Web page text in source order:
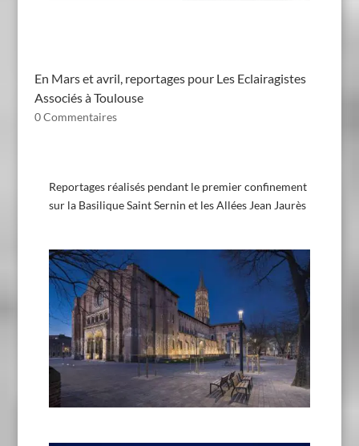
En Mars et avril, reportages pour Les Eclairagistes
Associés à Toulouse
0 Commentaires
Reportages réalisés pendant le premier confinement
sur la Basilique Saint Sernin et les Allées Jean Jaurès